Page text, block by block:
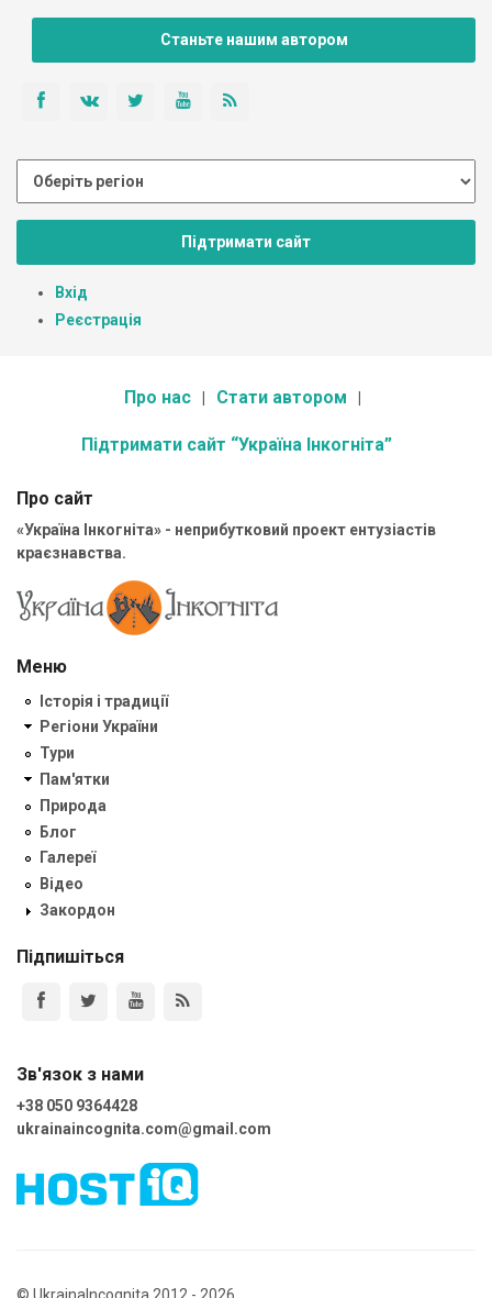
Станьте нашим автором
Підтримати сайт
Вхід
Реєстрація
Про нас Стати автором
Підтримати сайт “Україна Інкогніта”
Про сайт
«Україна Інкогніта» - неприбутковий проект ентузіастів
краєзнавства.
Меню
Історія і традиції
Регіони України
Тури
Пам'ятки
Природа
Блог
Галереї
Відео
Закордон
Підпишіться
Зв'язок з нами
+38 050 9364428
ukrainaincognita.com@gmail.com